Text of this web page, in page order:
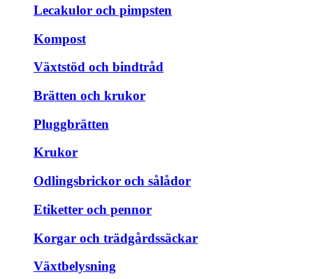
Lecakulor och pimpsten
Kompost
Växtstöd och bindtråd
Brätten och krukor
Pluggbrätten
Krukor
Odlingsbrickor och sålådor
Etiketter och pennor
Korgar och trädgårdssäckar
Växtbelysning